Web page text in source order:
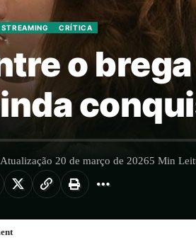
CRÍTICA
o
20 de março de 20265 Min